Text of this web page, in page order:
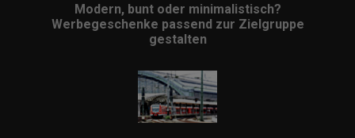
Modern, bunt oder minimalistisch?
Werbegeschenke passend zur Zielgruppe
gestalten